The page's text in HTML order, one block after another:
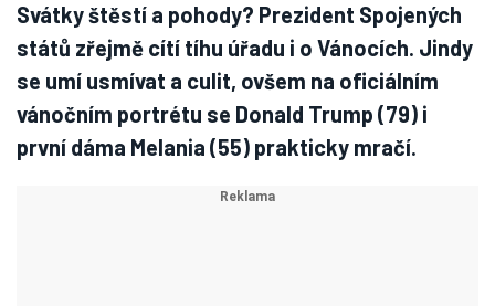
Svátky štěstí a pohody? Prezident Spojených
států zřejmě cítí tíhu úřadu i o Vánocích. Jindy
se umí usmívat a culit, ovšem na oficiálním
vánočním portrétu se Donald Trump (79) i
první dáma Melania (55) prakticky mračí.